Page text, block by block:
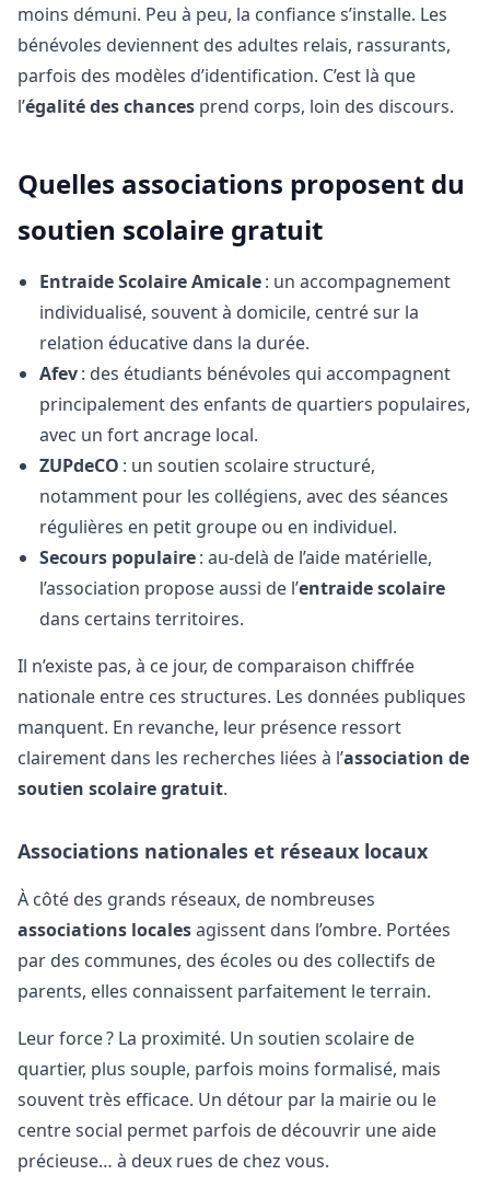
moins démuni. Peu à peu, la confiance s’installe. Les
bénévoles deviennent des adultes relais, rassurants,
parfois des modèles d’identification. C’est là que
l’égalité des chances prend corps, loin des discours.
Quelles associations proposent du
soutien scolaire gratuit
Entraide Scolaire Amicale: un accompagnement
individualisé, souvent à domicile, centré sur la
relation éducative dans la durée.
Afev: des étudiants bénévoles qui accompagnent
principalement des enfants de quartiers populaires,
avec un fort ancrage local.
ZUPdeCO : un soutien scolaire structuré,
notamment pour les collégiens, avec des séances
régulières en petit groupe ou en individuel.
Secours populaire: au-delà de l’aide matérielle,
l’association propose aussi de l’entraide scolaire
dans certains territoires.
Il n’existe pas, à ce jour, de comparaison chiffrée
nationale entre ces structures. Les données publiques
manquent. En revanche, leur présence ressort
clairement dans les recherches liées à l’association de
soutien scolaire gratuit.
Associations nationales et réseaux locaux
À côté des grands réseaux, de nombreuses
associations localesagissent dans l’ombre. Portées
par des communes, des écoles ou des collectifs de
parents, elles connaissent parfaitement le terrain.
Leur force ? La proximité. Un soutien scolaire de
quartier, plus souple, parfois moins formalisé, mais
souvent très efficace. Un détour par la mairie ou le
centre social permet parfois de découvrir une aide
précieuse… à deux rues de chez vous.